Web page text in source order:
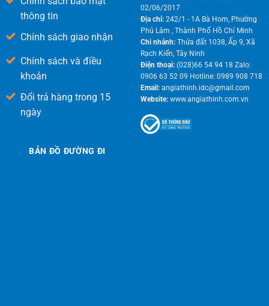
thông tin
Chính sách giao nhận
Chính sách và điều
khoản
Đổi trả hàng trong 15
ngày
02/06/2017
Địa chỉ:242/1 - 1A Bà Hom, Phường
Phú Lâm , Thành Phố Hồ Chí Minh
Chi nhánh: Thửa đất 1038, Ấp 9, Xã
Rạch Kiến, Tây Ninh
Điện thoại:(028)66 54 94 18 Zalo:
0906 63 52 09 Hotline: 0989 908 718
Email:angiathinh.idc@gmail.com
Website:www.angiathinh.com.vn
BẢN ĐỒ ĐƯỜNG ĐI